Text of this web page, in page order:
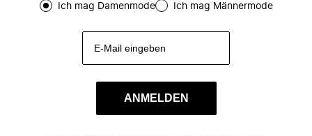
Ich mag Damenmode Ich mag Männermode
ANMELDEN